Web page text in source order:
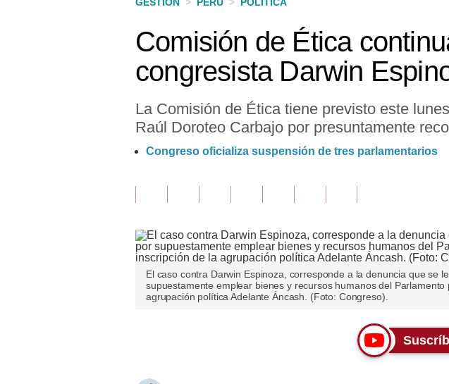
Comisión de Ética
congresista Darwin
La Comisión de Ética tiene previsto este
Raúl Doroteo Carbajo por presuntamente
Congreso oficializa suspensión de tres parlamentarios
El caso contra Darwin Espinoza, corresponde a la denuncia que se
supuestamente emplear bienes y recursos humanos del Parlamento
agrupación política Adelante Áncash. (Foto: Congreso).